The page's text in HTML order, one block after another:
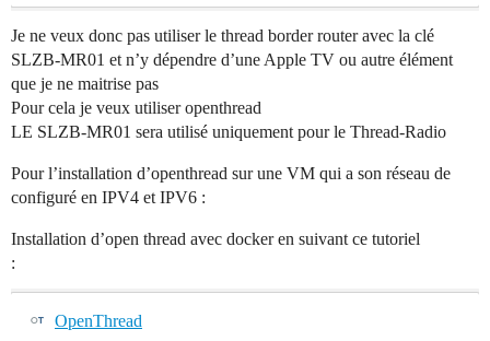
Je ne veux donc pas utiliser le thread border router avec la clé
SLZB-MR01 et n’y dépendre d’une Apple TV ou autre élément
que je ne maitrise pas
Pour cela je veux utiliser openthread
LE SLZB-MR01 sera utilisé uniquement pour le Thread-Radio
Pour l’installation d’openthread sur une VM qui a son réseau de
configuré en IPV4 et IPV6 :
Installation d’open thread avec docker en suivant ce tutoriel
:
OpenThread